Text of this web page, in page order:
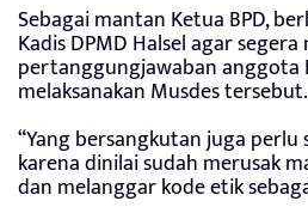
Sebagai mantan Ketua BPD,
Kadis DPMD Halsel agar
pertanggungjawaban anggota
melaksanakan Musdes tersebut.
“Yang bersangkutan juga
karena dinilai sudah merusak
dan melanggar kode etik